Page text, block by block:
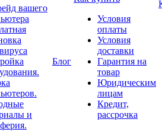
вашего
и
Блог
Условия
оплаты
Условия
доставки
Гарантия на
товар
Юридическим
лицам
Кредит,
рассрочка